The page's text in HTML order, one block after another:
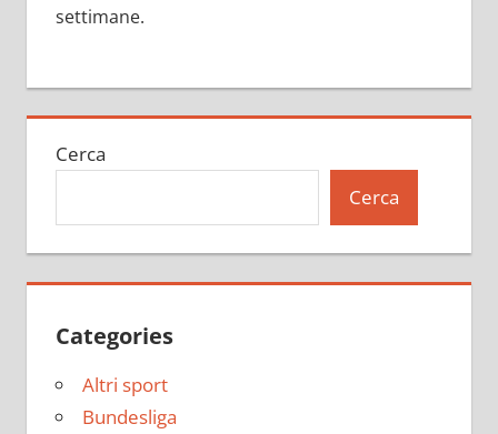
settimane.
Cerca
Cerca
Categories
Altri sport
Bundesliga